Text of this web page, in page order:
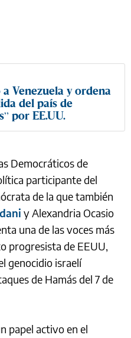
Venezuela y ordena
del país de
por EE.UU.
Democráticos de
participante del
de la que también
y Alexandria Ocasio
una de las voces más
progresista de EEUU,
genocidio israelí
de Hamás del 7 de
papel activo en el